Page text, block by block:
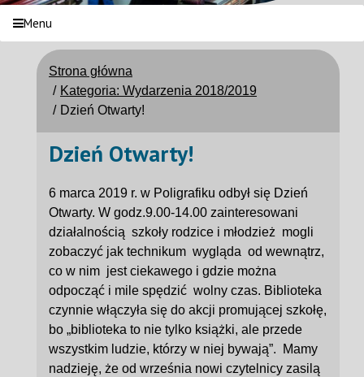
Menu
Strona główna
Kategoria: Wydarzenia 2018/2019
Dzień Otwarty!
Dzień Otwarty!
6 marca 2019 r. w Poligrafiku odbył się Dzień
Otwarty. W godz.9.00-14.00 zainteresowani
działalnością szkoły rodzice i młodzież mogli
zobaczyć jak technikum wygląda od wewnątrz,
co w nim jest ciekawego i gdzie można
odpocząć i mile spędzić wolny czas. Biblioteka
czynnie włączyła się do akcji promującej szkołę,
bo „biblioteka to nie tylko książki, ale przede
wszystkim ludzie, którzy w niej bywają”. Mamy
nadzieję, że od września nowi czytelnicy zasilą